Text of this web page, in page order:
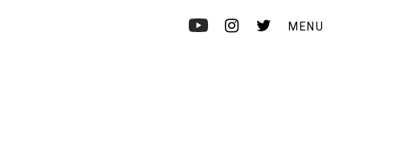
CONTACT ONLINE STORE
MENU